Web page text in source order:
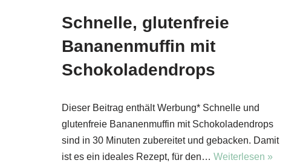
Schnelle, glutenfreie
Bananenmuffin mit
Schokoladendrops
Dieser Beitrag enthält Werbung* Schnelle und
glutenfreie Bananenmuffin mit Schokoladendrops
sind in 30 Minuten zubereitet und gebacken. Damit
ist es ein ideales Rezept, für den… Weiterlesen »